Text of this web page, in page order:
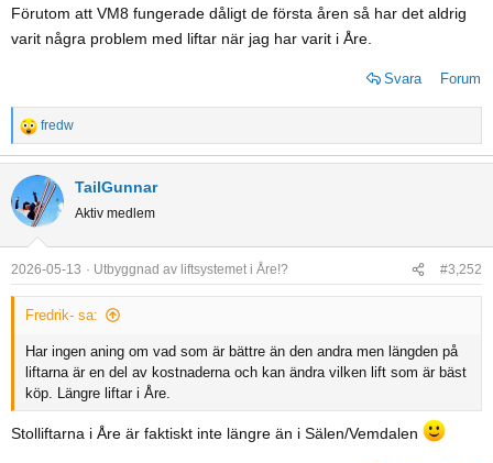
Förutom att VM8 fungerade dåligt de första åren så har det aldrig
varit några problem med liftar när jag har varit i Åre.
Svara Forum
R
e
a
c
t
i
o
n
fredw
TailGunnar
Aktiv medlem
2026-05-13 Utbyggnad av liftsystemet i Åre!? #3,252
Fredrik- sa:
Har ingen aning om vad som är bättre än den andra men längden på
liftarna är en del av kostnaderna och kan ändra vilken lift som är bäst
köp. Längre liftar i Åre.
Stolliftarna i Åre är faktiskt inte längre än i Sälen/Vemdalen